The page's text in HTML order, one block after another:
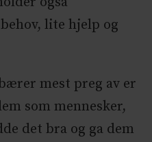
lite hjelp og
mest preg av er
som mennesker,
det bra og ga dem